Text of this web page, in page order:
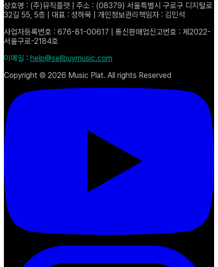
상호명 : (주)뮤직플랫 | 주소 : (08379) 서울특별시 구로구 디지털로
32길 55, 5층 | 대표 : 성하묵 | 개인정보관리책임자 : 김민석
사업자등록번호 : 676-81-00617 | 통신판매업신고번호 : 제2022-
서울구로-2184호
이메일 : help@sellbuymusic.com
Copyright © 2026 Music Plat. All rights Reserved